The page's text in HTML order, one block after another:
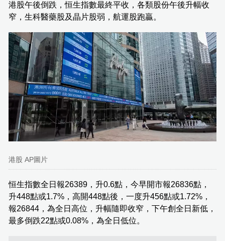
港股午後倒跌，恒生指數最終平收，各類股份午後升幅收
窄，生科醫藥股及晶片股弱，航運股跑贏。
港股 AP圖片
恒生指數全日報26389，升0.6點，今早開市報26836點，
升448點或1.7%，高開448點後，一度升456點或1.72%，
報26844，為全日高位，升幅隨即收窄，下午創全日新低，
最多倒跌22點或0.08%，為全日低位。